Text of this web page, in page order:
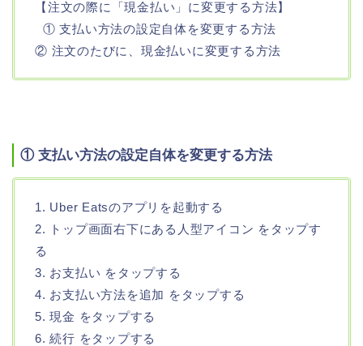
【注文の際に「現金払い」に変更する方法】
① 支払い方法の設定自体を変更する方法
② 注文のたびに、現金払いに変更する方法
① 支払い方法の設定自体を変更する方法
1. Uber Eatsのアプリを起動する
2. トップ画面右下にある人型アイコン をタップす
る
3. お支払い をタップする
4. お支払い方法を追加 をタップする
5. 現金 をタップする
6. 続行 をタップする